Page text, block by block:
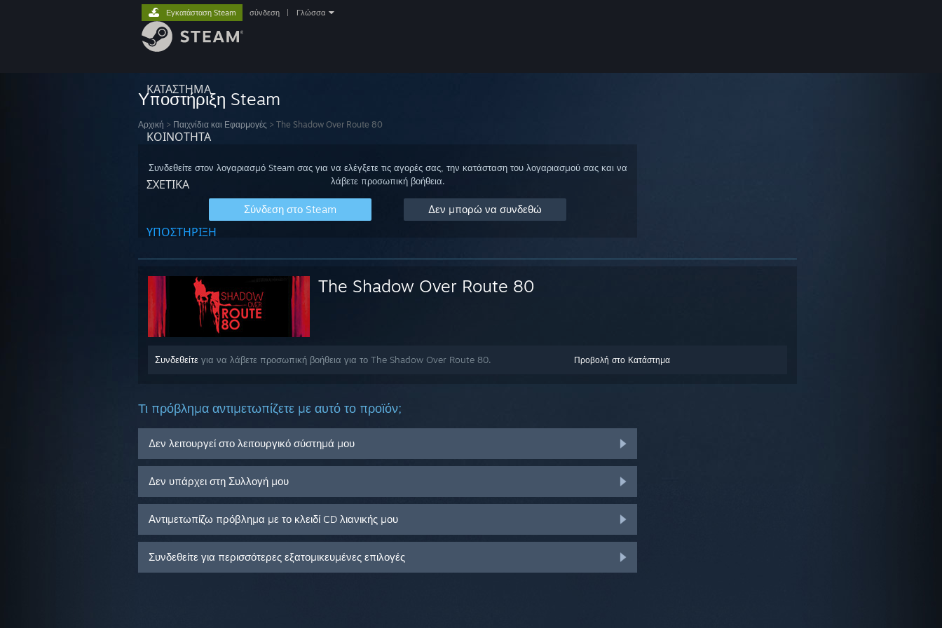
ΚΑΤΑΣΤΗΜΑ
ΚΟΙΝΟΤΗΤΑ
ΣΧΕΤΙΚΆ
ΥΠΟΣΤΗΡΙΞΗ
Εγκατάσταση Steam σύνδεση Γλώσσα
Υποστήριξη Steam
Αρχική > Παιχνίδια και Εφαρμογές > The Shadow Over Route 80
Συνδεθείτε στον λογαριασμό Steam σας για να ελέγξετε τις αγορές σας, την κατάσταση του λογαριασμού σας και να
λάβετε προσωπική βοήθεια.
Σύνδεση στο Steam Δεν μπορώ να συνδεθώ
The Shadow Over Route 80
Προβολή στο Κατάστημα
Συνδεθείτε για να λάβετε προσωπική βοήθεια για το The Shadow Over Route 80.
Τι πρόβλημα αντιμετωπίζετε με αυτό το προϊόν;
Δεν λειτουργεί στο λειτουργικό σύστημά μου
Δεν υπάρχει στη Συλλογή μου
Αντιμετωπίζω πρόβλημα με το κλειδί CD λιανικής μου
Συνδεθείτε για περισσότερες εξατομικευμένες επιλογές